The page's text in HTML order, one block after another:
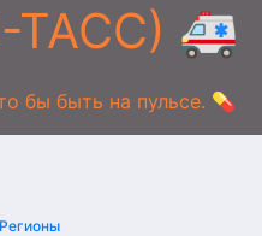
🚑
бы быть на пульсе. 💊
Регионы